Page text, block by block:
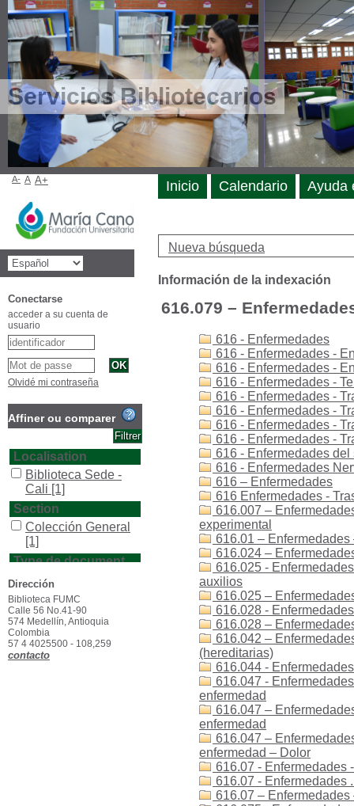
Servicios Bibliotecarios
Nueva búsqueda
Información de la indexación
616.079 –
616 - Enfermedades
616 - Enfermedades -
616 - Enfermedades -
616 - Enfermedades -
616 - Enfermedades -
616 - Enfermedades -
616 - Enfermedades -
616 - Enfermedades -
616 - Enfermedades
616 - Enfermedades
616 – Enfermedades
616 Enfermedades -
616.007 –
experimental
616.01 –
616.024 –
616.025 -
auxilios
616.025 –
616.028 -
616.028 –
616.042 –
(hereditarias)
616.044 -
616.047 -
enfermedad
616.047 –
enfermedad
616.047 –
enfermedad – Dolor
616.07 - Enfermedades
616.07 - Enfermedades
616.07 –
Inicio Calendario Ayuda
A- A A+
Conectarse
acceder a su cuenta de
usuario
Olvidé mi contraseña
Affiner ou comparer
Localisation
Biblioteca Sede -
Cali [1]
Section
Colección General
[1]
Type de document
texto impreso
Dirección
Biblioteca FUMC
Calle 56 No.41-90
574 Medellín, Antioquia
Colombia
57 4 4025500 - 108,259
contacto